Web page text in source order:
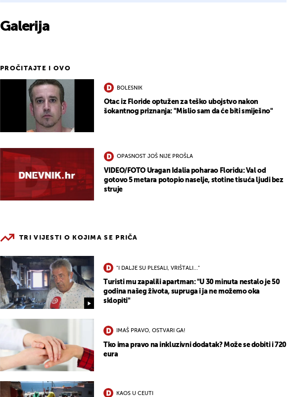
Galerija
PROČITAJTE I OVO
BOLESNIK
Otac iz Floride optužen za teško ubojstvo nakon
šokantnog priznanja: "Mislio sam da će biti smiješno"
OPASNOST JOŠ NIJE PROŠLA
VIDEO/FOTO Uragan Idalia poharao Floridu: Val od
gotovo 5 metara potopio naselje, stotine tisuća ljudi bez
struje
TRI VIJESTI O KOJIMA SE PRIČA
"I DALJE SU PLESALI, VRIŠTALI..."
Turisti mu zapalili apartman: "U 30 minuta nestalo je 50
godina našeg života, supruga i ja ne možemo oka
sklopiti"
IMAŠ PRAVO, OSTVARI GA!
Tko ima pravo na inkluzivni dodatak? Može se dobiti i 720
eura
KAOS U CEUTI